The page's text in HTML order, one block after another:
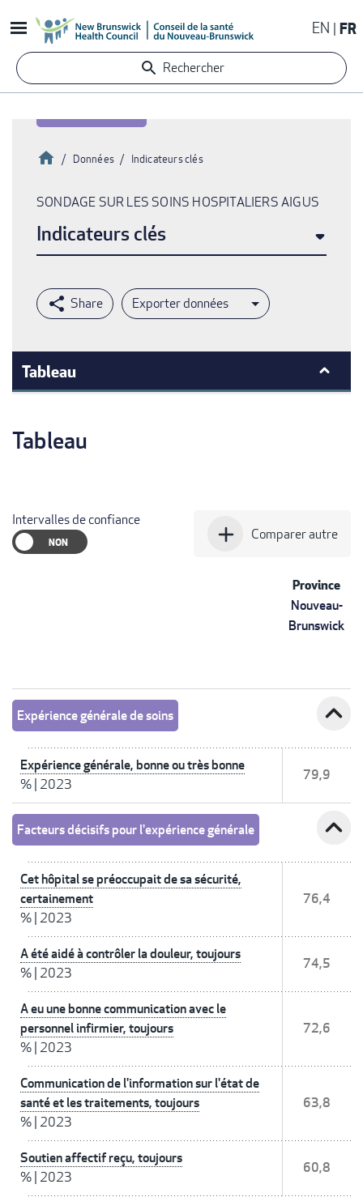
au
contenu
principal
EN FR
Rechercher
Fil
d'Ariane
Accueil
Données Indicateurs clés
SONDAGE SUR LES SOINS HOSPITALIERS AIGUS
Indicateurs clés
Exporter données
Tableau
Tableau
Intervalles de confiance
add Comparer autre
Province
Nouveau-
Brunswick
Expérience générale de soins expand_less
Expérience générale, bonne ou très bonne
% 2023
79,9
Facteurs décisifs pour l'expérience générale expand_less
Cet hôpital se préoccupait de sa sécurité,
certainement
% 2023
76,4
A été aidé à contrôler la douleur, toujours
% 2023
74,5
A eu une bonne communication avec le
personnel infirmier, toujours
% 2023
72,6
Communication de l'information sur l'état de
santé et les traitements, toujours
% 2023
63,8
Soutien affectif reçu, toujours
% 2023
60,8